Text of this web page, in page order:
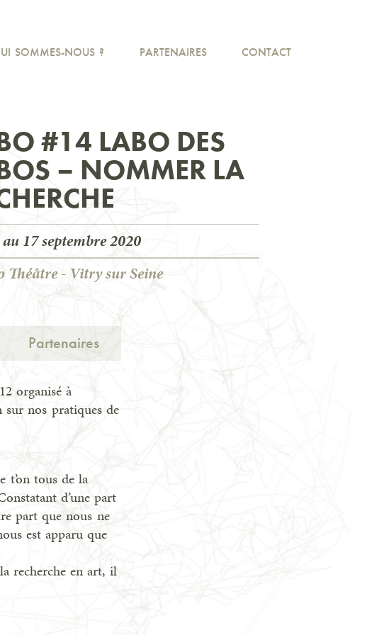
SOMMES-NOUS ? PARTENAIRES CONTACT
#14 LABO DES
– NOMMER LA
17 septembre 2020
Théâtre - Vitry sur Seine
Partenaires
organisé à
nos pratiques de
t’on tous de la
d’une part
part que nous ne
est apparu que
recherche en art, il